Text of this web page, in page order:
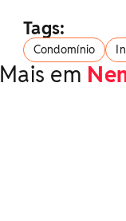
Tags:
Condomínio
Mais em